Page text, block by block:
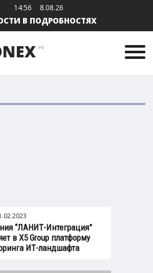
14:56 8.08.26
В ПОДРОБНОСТЯХ
“ЛАНИТ-Интеграция”
в X5 Group платформу
ИТ-ландшафта